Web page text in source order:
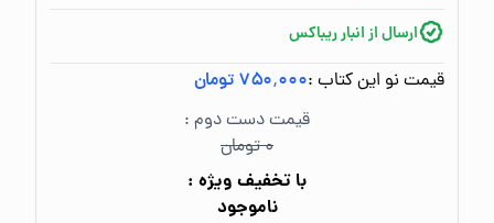
ارسال از انبار ریباکس
قیمت نو این کتاب :۷۵۰٬۰۰۰ تومان
قیمت دست دوم :
۰ تومان
با تخفیف ویژه :
ناموجود